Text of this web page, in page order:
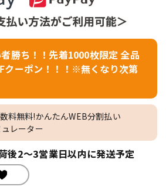
勝ち！！先着1000枚限定 全品
クーポン！！！※無くなり次第
料無料!かんたんWEB分割払い
ュレーター
後2～3営業日以内に発送予定